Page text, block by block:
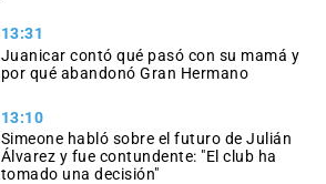
13:31
Juanicar contó qué pasó con su mamá y
por qué abandonó Gran Hermano
13:10
Simeone habló sobre el futuro de Julián
Álvarez y fue contundente: "El club ha
tomado una decisión"